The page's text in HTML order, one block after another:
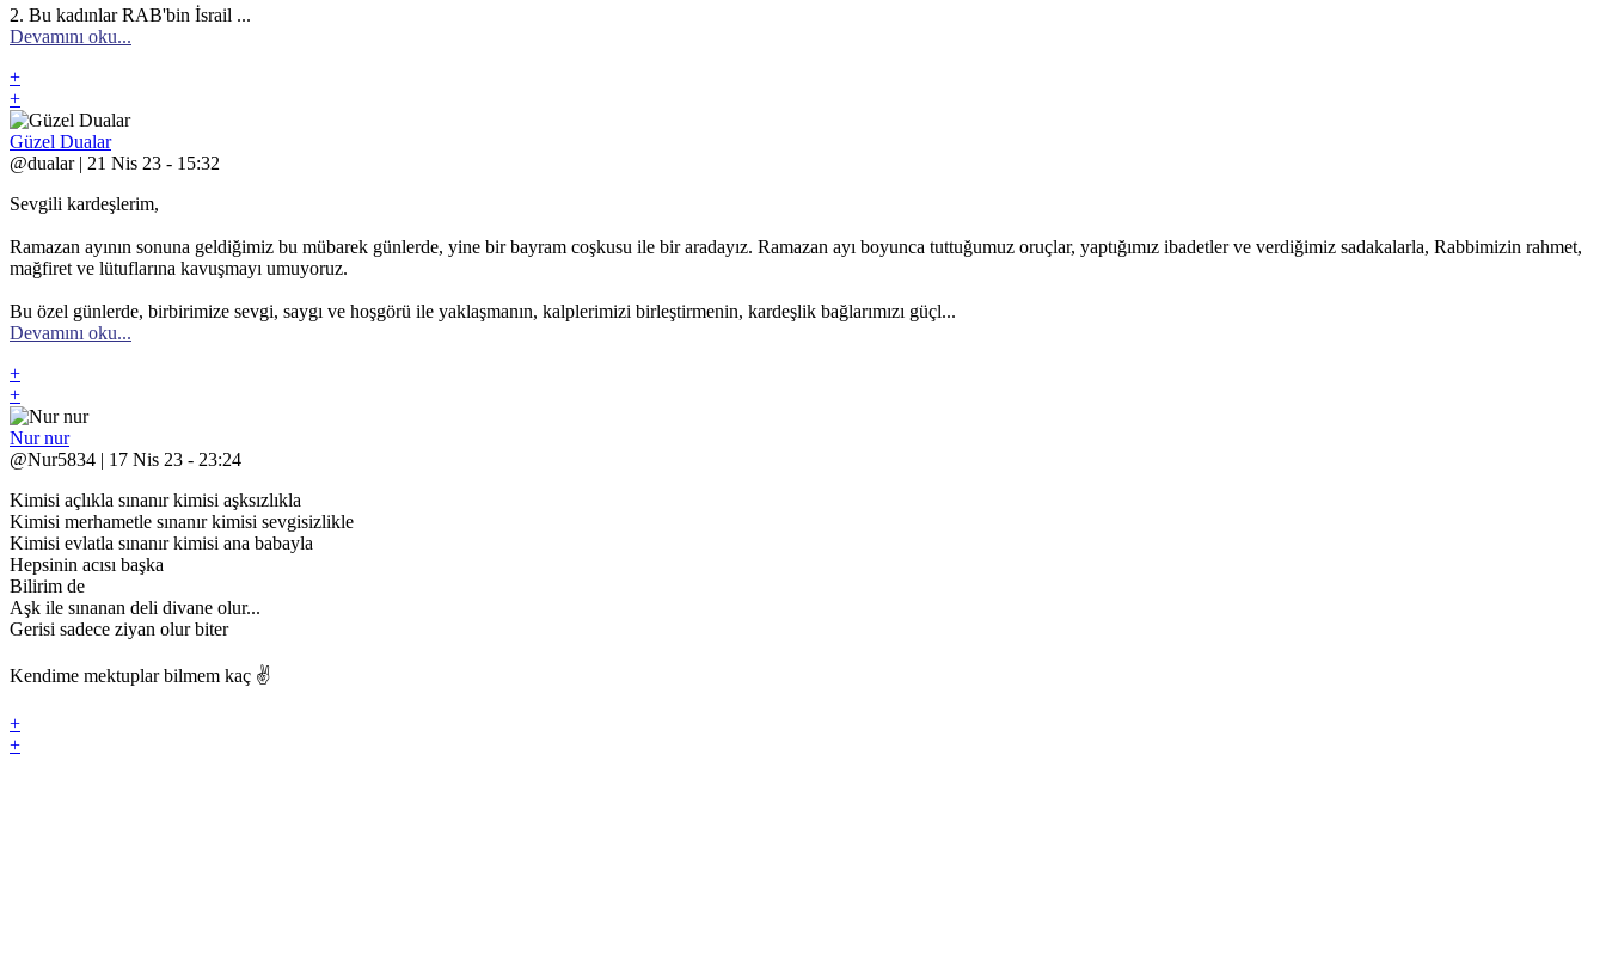
2. Bu kadınlar RAB'bin İsrail ...
Devamını oku...
+
+
Güzel Dualar
@dualar | 21 Nis 23 - 15:32
Sevgili kardeşlerim,
Ramazan ayının sonuna geldiğimiz bu mübarek günlerde, yine bir bayram coşkusu ile bir aradayız. Ramazan ayı boyunca tuttuğumuz oruçlar, yaptığımız ibadetler ve verdiğimiz sadakalarla, Rabbimizin rahmet,
mağfiret ve lütuflarına kavuşmayı umuyoruz.
Bu özel günlerde, birbirimize sevgi, saygı ve hoşgörü ile yaklaşmanın, kalplerimizi birleştirmenin, kardeşlik bağlarımızı güçl...
Devamını oku...
+
+
Nur nur
@Nur5834 | 17 Nis 23 - 23:24
Kimisi açlıkla sınanır kimisi aşksızlıkla
Kimisi merhametle sınanır kimisi sevgisizlikle
Kimisi evlatla sınanır kimisi ana babayla
Hepsinin acısı başka
Bilirim de
Aşk ile sınanan deli divane olur...
Gerisi sadece ziyan olur biter
Kendime mektuplar bilmem kaç ✌️
+
+